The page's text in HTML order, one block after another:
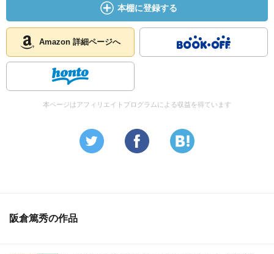
二千年にもわたり壁の北と南で攻防が繰り広げられてき
たのだろうが、明末に女真族の金が山海関から無血入城し
長城の役割は歴史を終える。なんともあっけない幕切れで
あった。
本棚に登録する
Amazon 詳細ページへ
本ページはアフィリエイトプログラムによる収益を得ています
阪倉篤秀の作品